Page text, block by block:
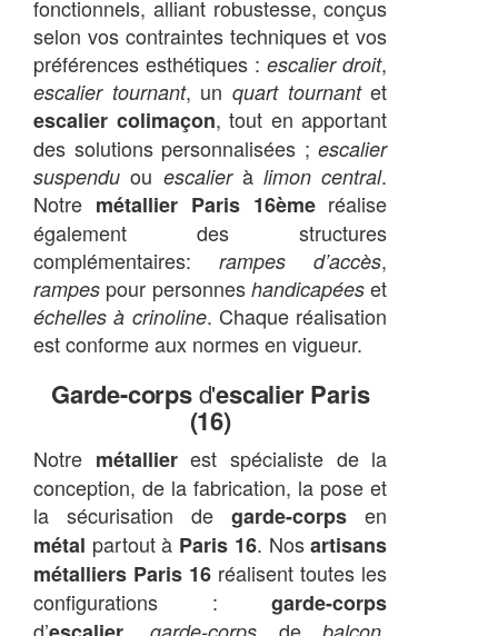
fonctionnels, alliant robustesse, conçus
selon vos contraintes techniques et vos
préférences esthétiques :escalier droit,
escalier tournant, unquart tournantet
escalier colimaçon, tout en apportant
des solutions personnalisées ;escalier
suspendu ou escalieràlimon central.
Notre métallier Paris 16èmeréalise
également des structures
complémentaires:rampes d’accès,
rampes pour personnes handicapées et
échelles à crinoline. Chaque réalisation
est conforme aux normes en vigueur.
Garde-corpsd'escalier Paris
(16)
Notre métallierest spécialiste de la
conception, de la fabrication, la pose et
la sécurisation degarde-corps en
métal partout à Paris 16. Nosartisans
métalliers Paris 16 réalisent toutes les
configurations :garde-corps
d’
, de ,